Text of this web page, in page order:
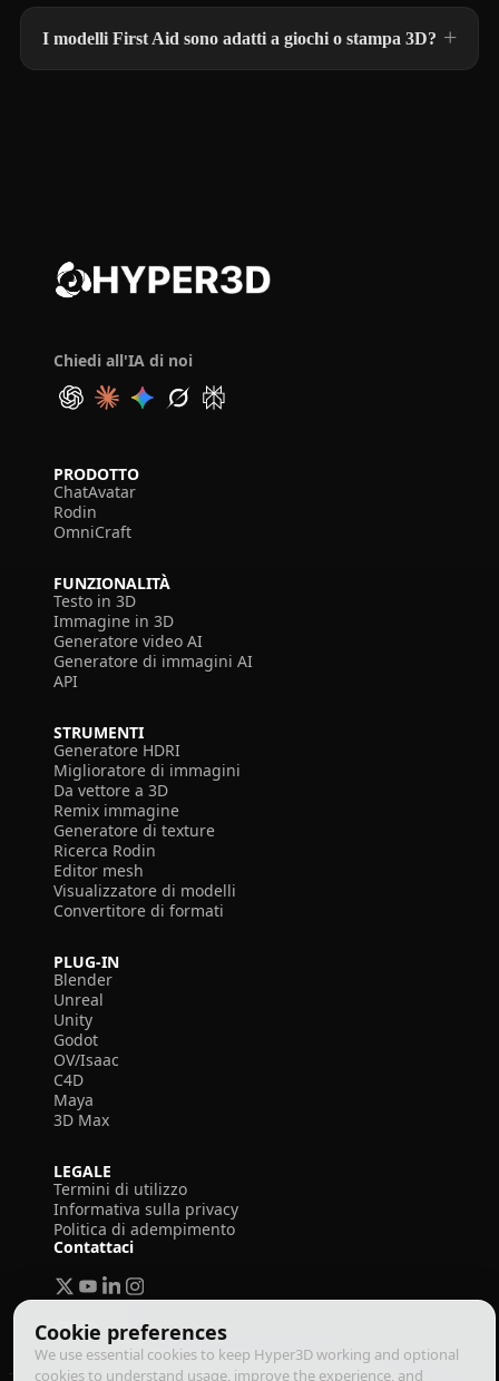
Cookie preferences
We use essential cookies to keep Hyper3D working and optional
cookies to understand usage, improve the experience, and
I modelli First Aid sono adatti a giochi o stampa 3D?
Chiedi all'IA di noi
PRODOTTO
ChatAvatar
Rodin
OmniCraft
FUNZIONALITÀ
Testo in 3D
Immagine in 3D
Generatore video AI
Generatore di immagini AI
API
STRUMENTI
Generatore HDRI
Miglioratore di immagini
Da vettore a 3D
Remix immagine
Generatore di texture
Ricerca Rodin
Editor mesh
Visualizzatore di modelli
Convertitore di formati
PLUG-IN
Blender
Unreal
Unity
Godot
OV/Isaac
C4D
Maya
3D Max
LEGALE
Termini di utilizzo
Informativa sulla privacy
Politica di adempimento
Contattaci